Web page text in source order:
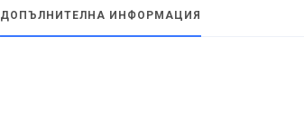
ДОПЪЛНИТЕЛНА ИНФОРМАЦИЯ